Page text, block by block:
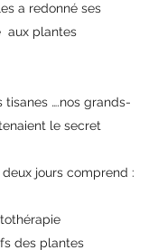
a redonné ses
aux plantes
tisanes ….nos grands-
le secret
jours comprend :
des plantes